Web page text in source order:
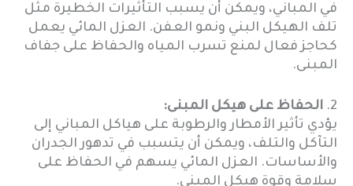
في المباني، ويمكن أن يسبب التأثيرات الخطيرة مثل
تلف الهيكل البني ونمو العفن. العزل المائي يعمل
كحاجز فعال لمنع تسرب المياه والحفاظ على جفاف
المبنى.
2. الحفاظ على هيكل المبنى:
يؤدي تأثير الأمطار والرطوبة على هياكل المباني إلى
التآكل والتلف، ويمكن أن يتسبب في تدهور الجدران
والأساسات. العزل المائي يسهم في الحفاظ على
سلامة وقوة هيكل المبنى.